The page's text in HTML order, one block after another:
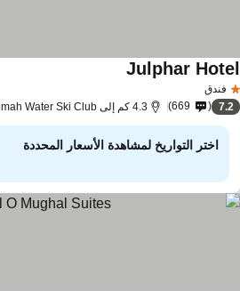
فندق
Julphar
7.2
669 4.3 كم إلى Ras Al-Khaimah Water Ski Club
اختر التواريخ لمشاهدة الأسعار المحددة